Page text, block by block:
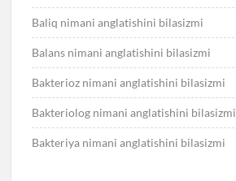
Baliq nimani anglatishini bilasizmi
Balans nimani anglatishini bilasizmi
Bakterioz nimani anglatishini bilasizmi
Bakteriolog nimani anglatishini bilasizmi
Bakteriya nimani anglatishini bilasizmi